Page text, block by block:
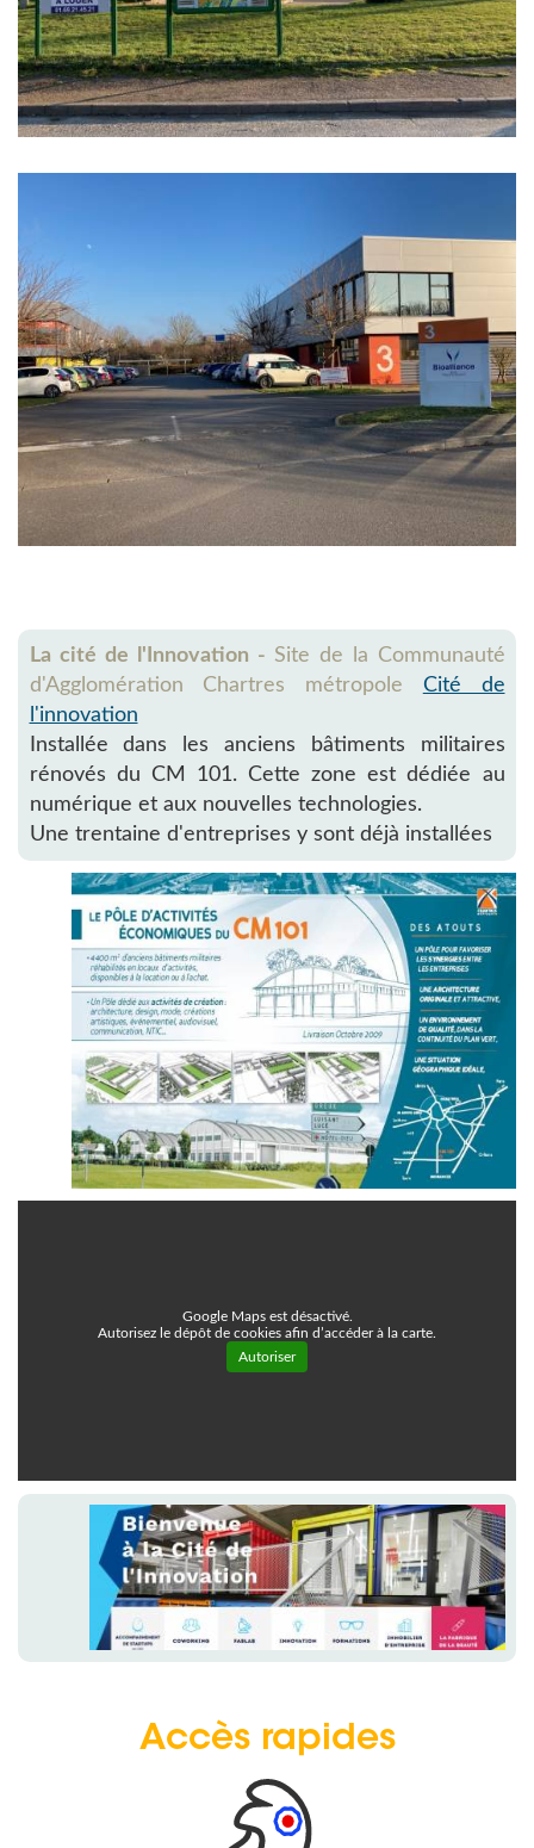
La cité de l'Innovation - Site de la Communauté
d'Agglomération Chartres métropole Cité de
l'innovation
Installée dans les anciens bâtiments militaires
rénovés du CM 101. Cette zone est dédiée au
numérique et aux nouvelles technologies.
Une trentaine d'entreprises y sont déjà installées
Google Maps est désactivé.
Autorisez le dépôt de cookies afin d’accéder à la carte.
Autoriser
Accès rapides